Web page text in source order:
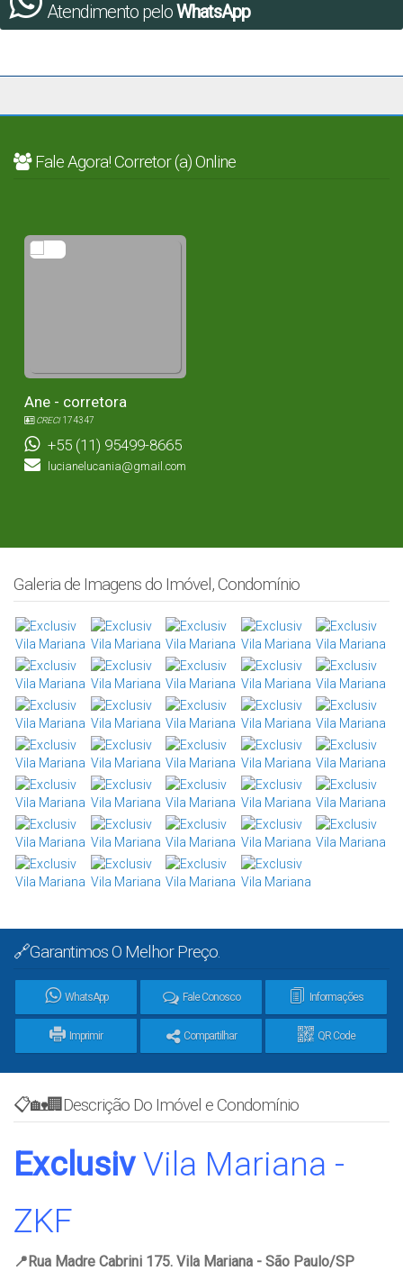
Atendimento peloWhatsApp
Fale Agora! Corretor (a) Online
Ane - corretora
CRECI174347
+55 (11) 95499-8665
lucianelucania@gmail.com
Galeria de Imagens do Imóvel, Condomínio
🔗Garantimos O Melhor Preço.
WhatsApp Fale Conosco Informações
Imprimir Compartilhar QR Code
📋🏡🏢Descrição Do Imóvel e Condomínio
ExclusivVila Mariana -
ZKF
📍Rua Madre Cabrini 175. Vila Mariana - São Paulo/SP